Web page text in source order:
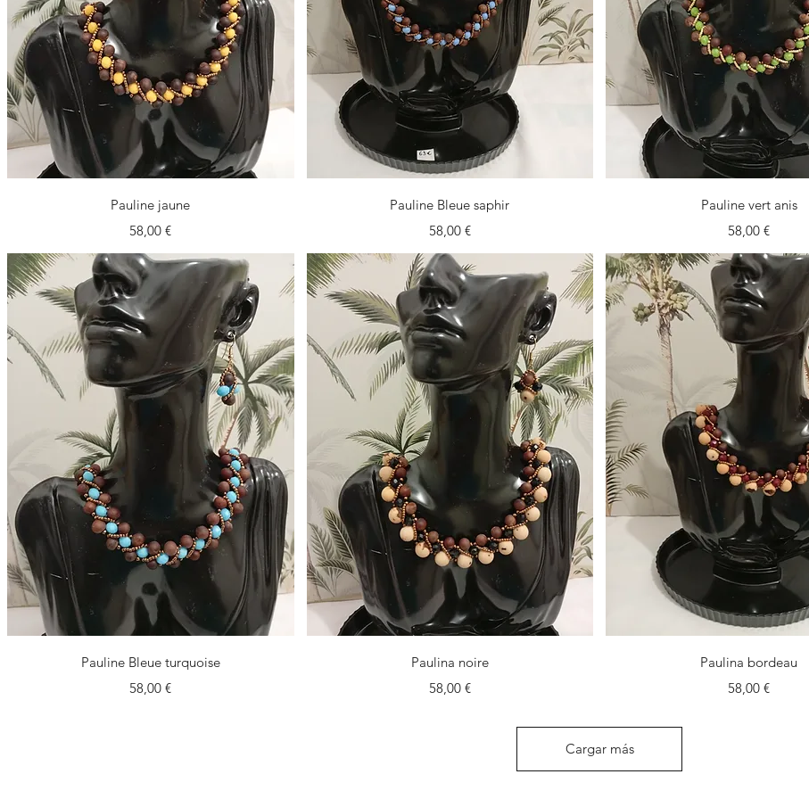
Vista rápida
Pauline jaune
Precio
58,00 €
Vista rápida
Pauline Bleue saphir
Precio
58,00 €
Vista rápida
Pauline vert anis
Precio
58,00 €
Vista rápida
Pauline Bleue turquoise
Precio
58,00 €
Vista rápida
Paulina noire
Precio
58,00 €
Vista rápida
Paulina bordeau
Precio
58,00 €
Cargar más